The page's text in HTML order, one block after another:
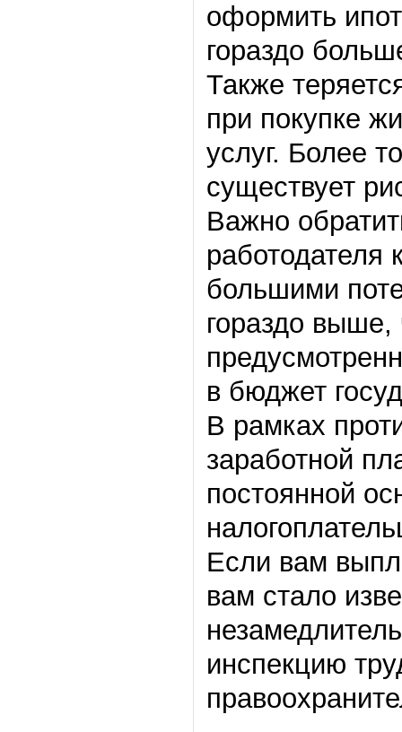
оформить
гораздо
Также
при покупке
услуг. Более
существует
Важно
работодателя
большими
гораздо
в бюджет
В рамках
заработной
постоянной
Если вам
вам стало
инспекцию